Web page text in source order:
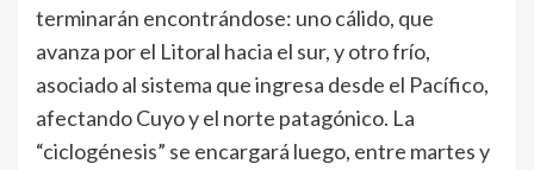
terminarán encontrándose: uno cálido, que
avanza por el Litoral hacia el sur, y otro frío,
asociado al sistema que ingresa desde el Pacífico,
afectando Cuyo y el norte patagónico. La
“ciclogénesis” se encargará luego, entre martes y